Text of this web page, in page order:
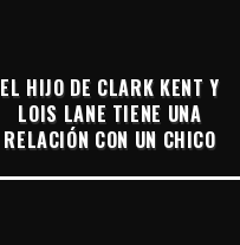
EL HIJO DE CLARK KENT Y
LOIS LANE TIENE UNA
RELACIÓN CON UN CHICO